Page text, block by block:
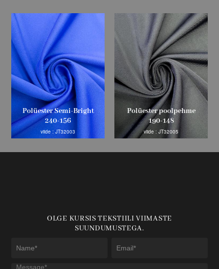
Polüester Semi-Bright
240-156
viide : JT32003
Polüester poolpehme
190-148
viide : JT32005
OLGE KURSIS TEKSTIILI VIIMASTE
SUUNDUMUSTEGA.